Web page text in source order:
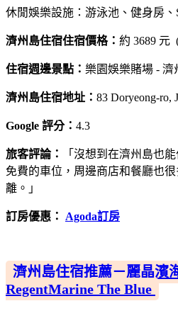
休閒娛樂設施：游泳池、健身房
濟州島住宿住宿價格： 約 3689 元
住宿週邊景點： 樂園娛樂賭場 - 濟
濟州島住宿地址： 83 Doryeong-ro,
Google 評分： 4.3
旅客評論：
「沒想到在濟州島也
免費的車位，周邊商店和餐廳也
離。」
訂房優惠： Agoda訂房
濟州島住宿推薦－麗晶濱
RegentMarine The Blue